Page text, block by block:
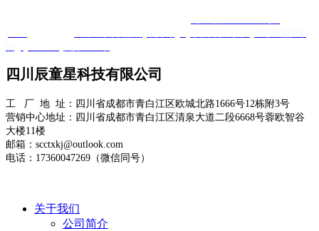
四川辰童星科技有限公司
工 厂 地 址：四川省成都市青白江区欧城北路1666号12栋附3号
营销中心地址：四川省成都市青白江区清泉大道二段6668号蓉欧智谷
大楼11楼
邮箱：scctxkj@outlook.com
电话：17360047269（微信同号）
关于我们
公司简介